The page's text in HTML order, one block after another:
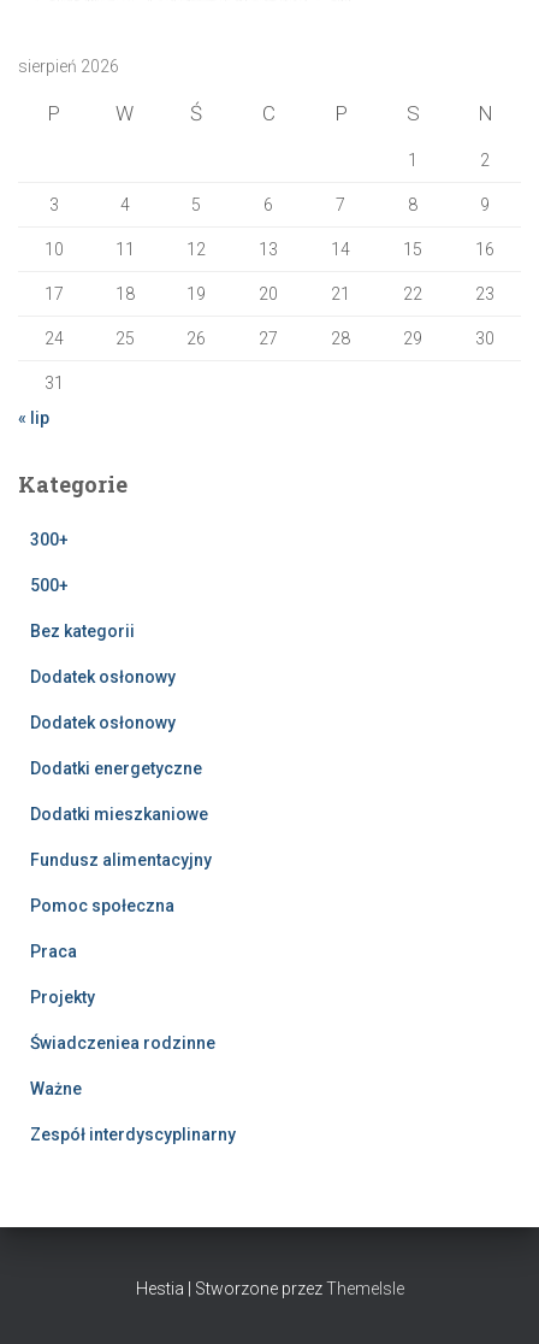
sierpień 2026
P W Ś C P S N
1 2
3 4 5 6 7 8 9
10 11 12 13 14 15 16
17 18 19 20 21 22 23
24 25 26 27 28 29 30
31
« lip
Kategorie
300+
500+
Bez kategorii
Dodatek osłonowy
Dodatek osłonowy
Dodatki energetyczne
Dodatki mieszkaniowe
Fundusz alimentacyjny
Pomoc społeczna
Praca
Projekty
Świadczeniea rodzinne
Ważne
Zespół interdyscyplinarny
Hestia | Stworzone przezThemeIsle